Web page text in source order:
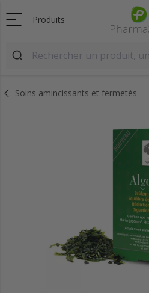
Produits
Soins amincissants et fermetés